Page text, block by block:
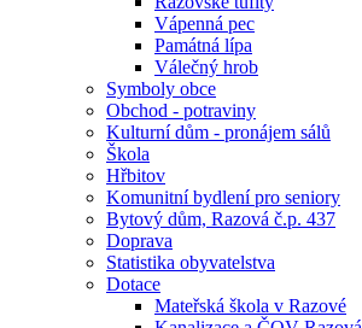
Vápenná pec
Památná lípa
Válečný hrob
Symboly obce
Obchod - potraviny
Kulturní dům - pronájem sálů
Škola
Hřbitov
Komunitní bydlení pro seniory
Bytový dům, Razová č.p. 437
Doprava
Statistika obyvatelstva
Dotace
Mateřská škola v Razové